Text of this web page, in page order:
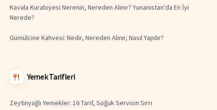
Kavala Kurabiyesi Nerenin, Nereden Alınır? Yunanistan'da En İyi
Nerede?
Gümülcine Kahvesi: Nedir, Nereden Alınır, Nasıl Yapılır?
Yemek Tarifleri
Zeytinyağlı Yemekler: 16 Tarif, Soğuk Servisin Sırrı